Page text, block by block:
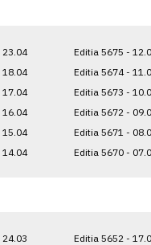
23.04
18.04
17.04
16.04
15.04
14.04
Editia 5675 -
Editia 5674 -
Editia 5673 -
Editia 5672 -
Editia 5671 -
Editia 5670 -
Editia 5652 -